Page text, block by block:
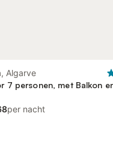
Algarve
7 personen, met Balkon
per nacht